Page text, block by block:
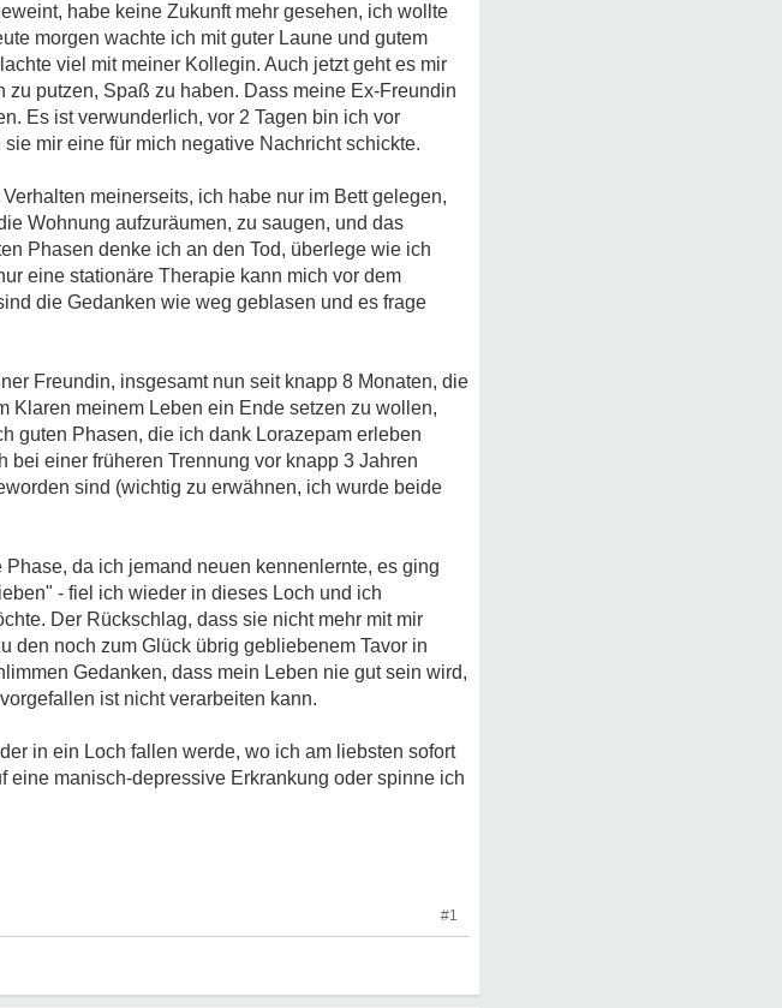
habe keine Zukunft mehr gesehen, ich wollte
morgen wachte ich mit guter Laune und gutem
viel mit meiner Kollegin. Auch jetzt geht es mir
putzen, Spaß zu haben. Dass meine Ex-Freundin
Es ist verwunderlich, vor 2 Tagen bin ich vor
mir eine für mich negative Nachricht schickte.
meinerseits, ich habe nur im Bett gelegen,
Wohnung aufzuräumen, zu saugen, und das
Phasen denke ich an den Tod, überlege wie ich
eine stationäre Therapie kann mich vor dem
die Gedanken wie weg geblasen und es frage
Freundin, insgesamt nun seit knapp 8 Monaten, die
Klaren meinem Leben ein Ende setzen zu wollen,
guten Phasen, die ich dank Lorazepam erleben
einer früheren Trennung vor knapp 3 Jahren
sind (wichtig zu erwähnen, ich wurde beide
da ich jemand neuen kennenlernte, es ging
- fiel ich wieder in dieses Loch und ich
Der Rückschlag, dass sie nicht mehr mit mir
den noch zum Glück übrig gebliebenem Tavor in
Gedanken, dass mein Leben nie gut sein wird,
ist nicht verarbeiten kann.
in ein Loch fallen werde, wo ich am liebsten sofort
manisch-depressive Erkrankung oder spinne ich
#1